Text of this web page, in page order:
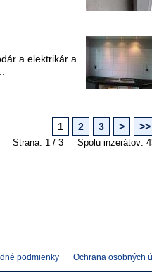
a elektrikár a
1 2 3 > >>
Strana: 1 / 3 Spolu inzerátov:
podmienky Ochrana osobných